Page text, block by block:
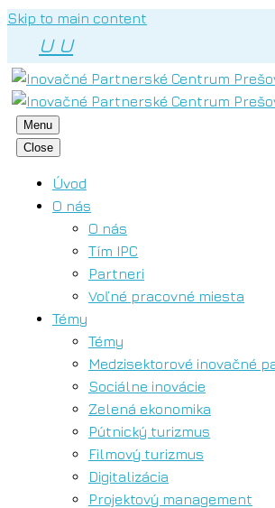
Skip to main content
U U
Menu
Close
Úvod
O nás
O nás
Tím IPC
Partneri
Voľné pracovné miesta
Témy
Témy
Medzisektorové inovačné
Sociálne inovácie
Zelená ekonomika
Pútnický turizmus
Filmový turizmus
Digitalizácia
Projektový management